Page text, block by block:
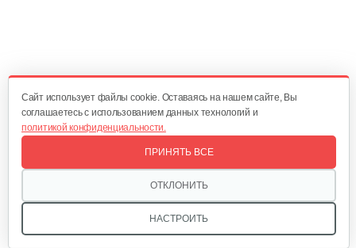
325 руб Смотреть
Кусторез аккумуляторный AL-KO HT…
Cайт использует файлы cookie. Оставаясь на нашем сайте, Вы
соглашаетесь с использованием данных технологий и
политикой конфиденциальности.
НАСТРОИТЬ
ОТКЛОНИТЬ
ПРИНЯТЬ ВСЕ